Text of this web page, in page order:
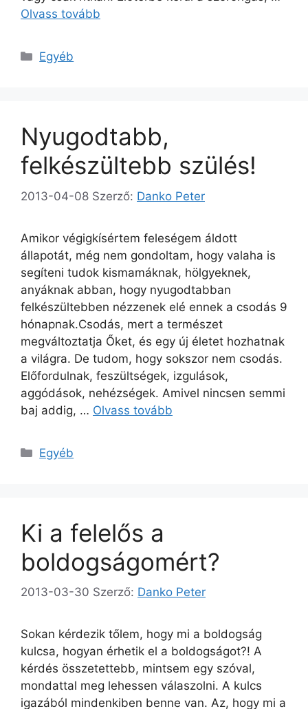
Olvass tovább
Kategória
Egyéb
Nyugodtabb,
felkészültebb szülés!
2013-04-08 Szerző: Danko Peter
Amikor végigkísértem feleségem áldott
állapotát, még nem gondoltam, hogy valaha is
segíteni tudok kismamáknak, hölgyeknek,
anyáknak abban, hogy nyugodtabban
felkészültebben nézzenek elé ennek a csodás 9
hónapnak.Csodás, mert a természet
megváltoztatja Őket, és egy új életet hozhatnak
a világra. De tudom, hogy sokszor nem csodás.
Előfordulnak, feszültségek, izgulások,
aggódások, nehézségek. Amivel nincsen semmi
baj addig, … Olvass tovább
Kategória
Egyéb
Ki a felelős a
boldogságomért?
2013-03-30 Szerző: Danko Peter
Sokan kérdezik tőlem, hogy mi a boldogság
kulcsa, hogyan érhetik el a boldogságot?! A
kérdés összetettebb, mintsem egy szóval,
mondattal meg lehessen válaszolni. A kulcs
igazából mindenkiben benne van. Az, hogy mi a